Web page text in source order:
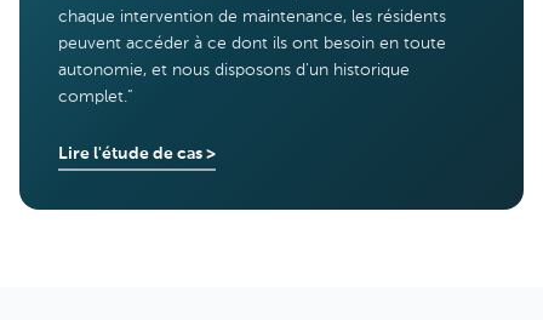
chaque intervention de maintenance, les résidents
peuvent accéder à ce dont ils ont besoin en toute
autonomie, et nous disposons d'un historique
complet. ”
Lire l'étude de cas >